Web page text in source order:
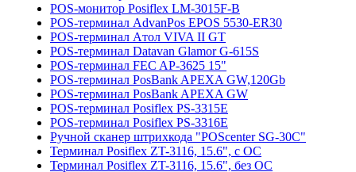
POS-монитор Posiflex LM-3015F-B
POS-терминал AdvanPos EPOS 5530-ER30
POS-терминал Aтол VIVA II GT
POS-терминал Datavan Glamor G-615S
POS-терминал FEC AP-3625 15"
POS-терминал PosBank APEXA GW,120Gb
POS-терминал PosBank APEXA GW
POS-терминал Posiflex PS-3315E
POS-терминал Posiflex PS-3316E
Ручной сканер штрихкода "POScenter SG-30C"
Терминал Posiflex ZT-3116, 15.6", с ОС
Терминал Posiflex ZT-3116, 15.6", без ОС